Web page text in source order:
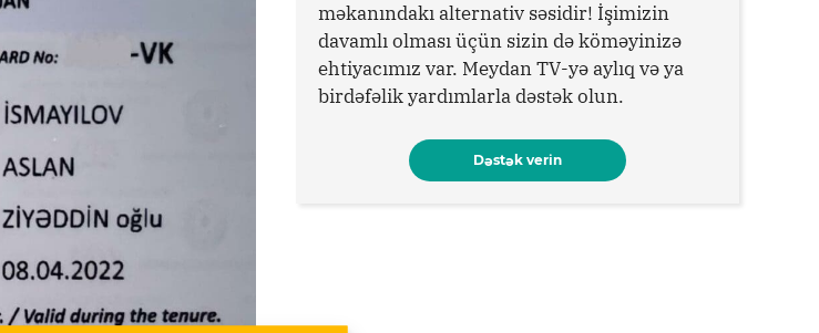
məkanındakı alternativ səsidir! İşimizin
davamlı olması üçün sizin də köməyinizə
ehtiyacımız var. Meydan TV-yə aylıq və ya
birdəfəlik yardımlarla dəstək olun.
Dəstək verin